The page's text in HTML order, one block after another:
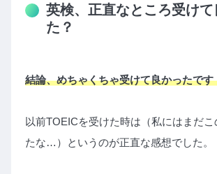
英検、正直なところ受けて
た？
結論、めちゃくちゃ受けて良かったです
以前TOEICを受けた時は（私にはまだ
たな…）というのが正直な感想でした。